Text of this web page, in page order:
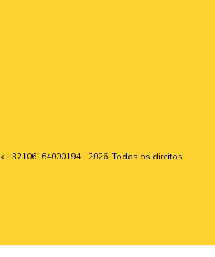
- 32106164000194 - 2026. Todos os direitos